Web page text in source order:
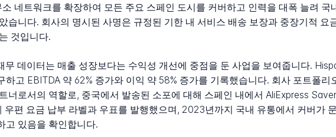
네트워크를 확장하여 모든 주요 스페인 도시를 커버하고 인력을 대폭 늘려 국
습니다. 회사의 명시된 사명은 규정된 기한 내 서비스 배송 보장과 중장기적 요
것입니다.
데이터는 매출 성장보다는 수익성 개선에 중점을 둔 사업을 보여줍니다.
하고 EBITDA 약 62% 증가와 이익 약 58% 증가를 기록했습니다. 회사 포트폴
너로서의 역할로, 중국에서 발송된 소포에 대해 스페인 내에서 AliExpress
우편 요금 납부 라벨과 우표를 발행했으며, 2023년까지 국내 유통에서 커버가
고 있음을 확인합니다.